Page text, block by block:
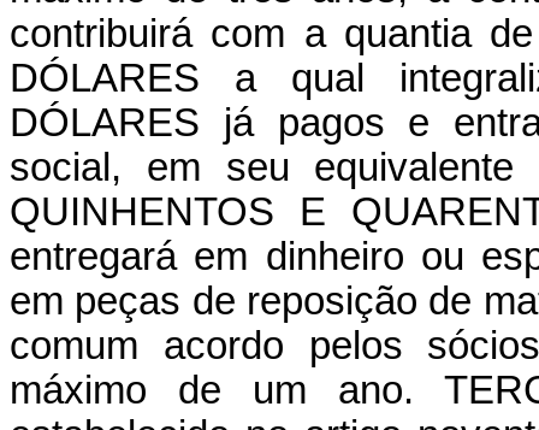
contribuirá com a quantia
DÓLARES a qual
DÓLARES já pagos e
social, em seu
QUINHENTOS E
entregará em dinheiro ou
em peças de reposição de
comum acordo pelos
máximo de um ano.